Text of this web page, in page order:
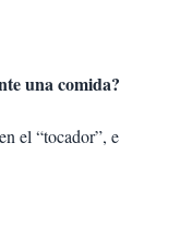
una comida?
el “tocador”, e